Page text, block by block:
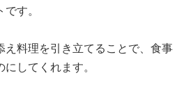
す。
え料理を引き立てることで、食事
してくれます。